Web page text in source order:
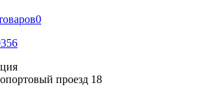
0
проезд 18